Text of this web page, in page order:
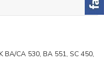
BA/CA 530, BA 551, SC 450,